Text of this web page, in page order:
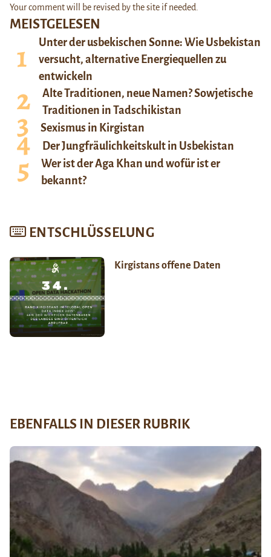
MEISTGELESEN
Unter der usbekischen Sonne: Wie Usbekistan
versucht, alternative Energiequellen zu
entwickeln
Alte Traditionen, neue Namen? Sowjetische
Traditionen in Tadschikistan
Sexismus in Kirgistan
Der Jungfräulichkeitskult in Usbekistan
Wer ist der Aga Khan und wofür ist er
bekannt?
ENTSCHLÜSSELUNG
Kirgistans offene Daten
Your comment will be revised by the site if needed.
EBENFALLS IN DIESER RUBRIK